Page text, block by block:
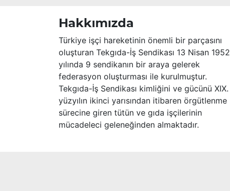
Hakkımızda
Türkiye işçi hareketinin önemli bir parçasını
oluşturan Tekgıda-İş Sendikası 13 Nisan 1952
yılında 9 sendikanın bir araya gelerek
federasyon oluşturması ile kurulmuştur.
Tekgıda-İş Sendikası kimliğini ve gücünü XIX.
yüzyılın ikinci yarısından itibaren örgütlenme
sürecine giren tütün ve gıda işçilerinin
mücadeleci geleneğinden almaktadır.